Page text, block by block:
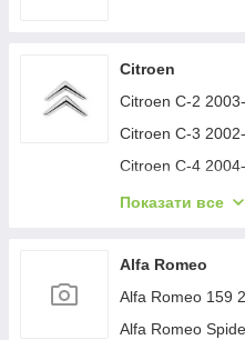
Citroen
Citroen C-2 2003-
Citroen C-3 2002-
Citroen C-4 2004-
Citroen C-1 2005-
Citroen C-4
Citroen Nemo
Citroen Berlingo
Показати все
Alfa Romeo
Alfa Romeo 159
Alfa Romeo